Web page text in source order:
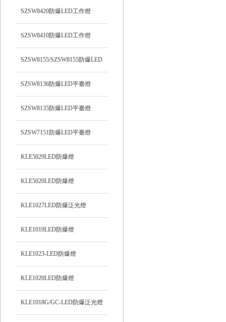
SZSW8420防爆LED工作燈
SZSW8410防爆LED工作燈
SZSW8155/SZSW8155防爆LED
平臺燈
SZSW8136防爆LED平臺燈
SZSW8135防爆LED平臺燈
SZSW7151防爆LED平臺燈
KLE5029LED防爆燈
KLE5020LED防爆燈
KLE1027LED防爆泛光燈
KLE1019LED防爆燈
KLE1023-LED防爆燈
KLE1020LED防爆燈
KLE1018G/GC-LED防爆泛光燈